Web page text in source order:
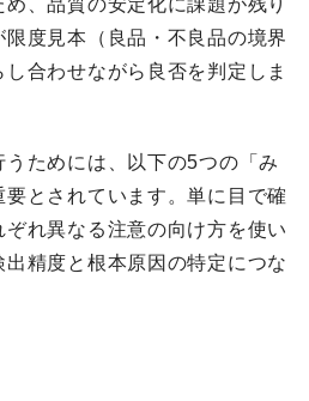
、品質の安定化に課題が残り
度見本（良品・不良品の境界
合わせながら良否を判定しま
ためには、以下の5つの「み
とされています。単に目で確
れ異なる注意の向け方を使い
精度と根本原因の特定につな